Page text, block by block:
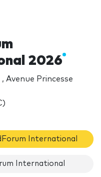
2026
Avenue Princesse
International
International